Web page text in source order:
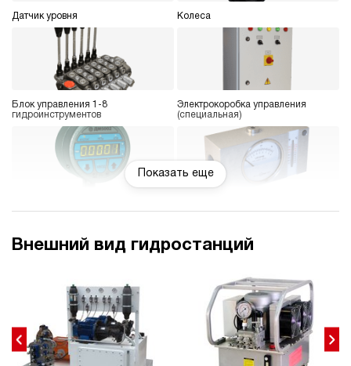
Датчик уровня Колеса
Блок управления 1-8
гидроинструментов
Электрокоробка управления
(специальная)
электроконтактный
Датчик давления Термометр
Показать еще
Внешний вид гидростанций